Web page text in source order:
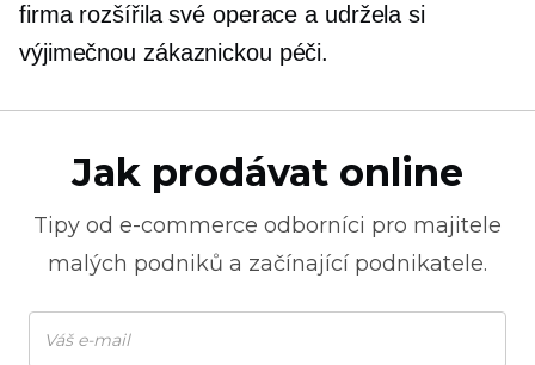
firma rozšířila své operace a udržela si
výjimečnou zákaznickou péči.
Jak prodávat online
Tipy od e-commerce odborníci pro majitele
malých podniků a začínající podnikatele.